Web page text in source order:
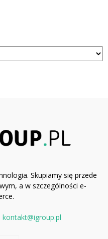
Skupiamy się przede
a w szczególności e-
kontakt@igroup.pl